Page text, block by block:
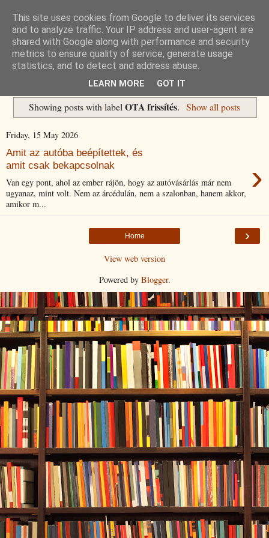
Havidíjas keresőoptimalizálás
Komplex Web+
Showing posts with labelOTA frissítés. Show all posts
Friday, 15 May 2026
Amit az autóba beépítettek, és
amit csak bekapcsolnak
›
Van egy pont, ahol az ember rájön, hogy az autóvásárlás már nem
ugyanaz, mint volt. Nem az árcédulán, nem a szalonban, hanem akkor,
amikor m...
›
Home
View web version
Powered by Blogger.
This site uses cookies from Google to deliver its services
and to analyze traffic. Your IP address and user-agent are
shared with Google along with performance and security
metrics to ensure quality of service, generate usage
statistics, and to detect and address abuse.
LEARN MORE GOT IT